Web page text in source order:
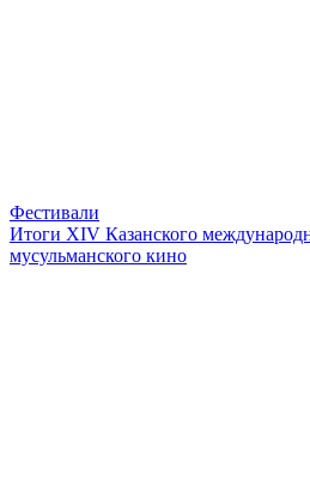
Фестивали
Итоги XIV Казанского
мусульманского кино